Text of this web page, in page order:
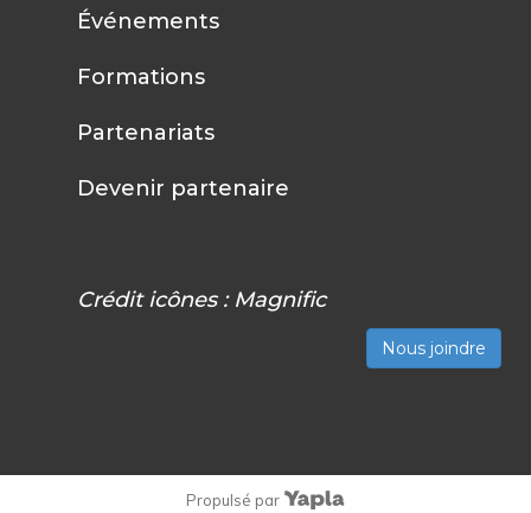
Événements
Formations
Partenariats
Devenir partenaire
Crédit icônes : Magnific
Nous joindre
Propulsé par